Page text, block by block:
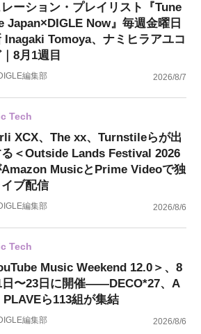
ーション・プレイリスト『Tune
Japan×DIGLE Now』毎週金曜日
Inagaki Tomoya、ナミヒラアユコ
8月1週目
編集部 2026/8/7
Tech
XCX、The xx、Turnstileらが出
＜Outside Lands Festival 2026
Amazon MusicとPrime Videoで独
ブ配信
編集部 2026/8/6
Tech
Music Weekend 12.0＞、8
日〜23日に開催——DECO*27、A
ら113組が集結
編集部 2026/8/6